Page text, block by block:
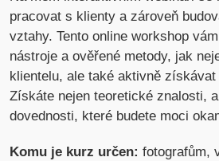
pracovat s klienty a zároveň
vztahy. Tento online workshop
nástroje a ověřené metody, jak
klientelu, ale také aktivně
Získáte nejen teoretické znalosti,
dovednosti, které budete moci
Komu je kurz určen: fotografům,